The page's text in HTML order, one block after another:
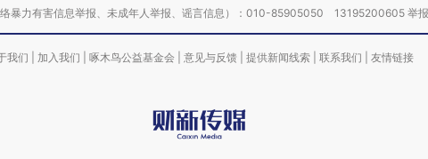
暴力有害信息举报、未成年人举报、谣言信息）：010-85905050 13195200605 举
我们 加入我们 啄木鸟公益基金会 意见与反馈 提供新闻线索 联系我们 友情链接